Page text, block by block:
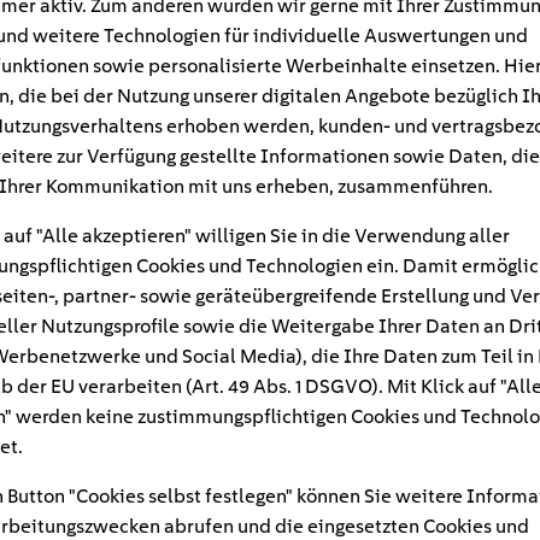
#
frische-
aktiv. Zum anderen würden wir gerne mit Ihrer
weitere Technologien für individuelle Auswertungen und
sowie personalisierte Werbeinhalte einsetzen.
die bei der Nutzung unserer digitalen Angebote bezüglich
erhoben werden, kunden- und
zur Verfügung gestellte Informationen sowie Daten,
Kommunikation mit uns erheben, zusammenführen.
"Alle akzeptieren" willigen Sie in die Verwendung aller
Cookies und Technologien ein. Damit
, partner- sowie geräteübergreifende Erstellung und
Nutzungsprofile sowie die Weitergabe Ihrer Daten an
und Social Media), die Ihre Daten zum Teil in
der EU verarbeiten (Art. 49 Abs. 1 DSGVO). Mit Klick auf
werden keine zustimmungspflichtigen Cookies und
Button "Cookies selbst festlegen" können Sie weitere
abrufen und die eingesetzten Cookies und